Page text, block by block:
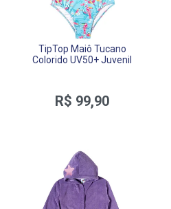
TipTop Maiô Tucano
Colorido UV50+ Juvenil
R$ 99,90